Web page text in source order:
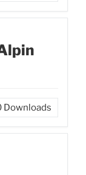
Downloads